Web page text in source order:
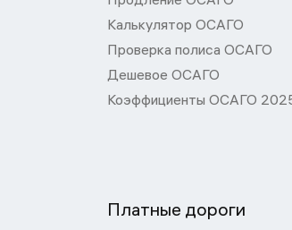
Калькулятор ОСАГО
Проверка полиса ОСАГО
Дешевое ОСАГО
Коэффициенты ОСАГО
Платные дороги